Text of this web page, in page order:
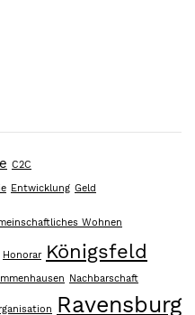
C2C
Entwicklung Geld
Wohnen
Honorar Königsfeld
Nachbarschaft
Ravensburg